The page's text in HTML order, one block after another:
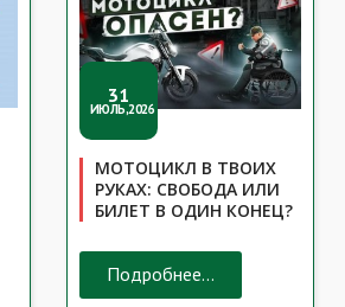
31
ИЮЛЬ,2026
МОТОЦИКЛ В ТВОИХ
РУКАХ: СВОБОДА ИЛИ
БИЛЕТ В ОДИН КОНЕЦ?
Подробнее...